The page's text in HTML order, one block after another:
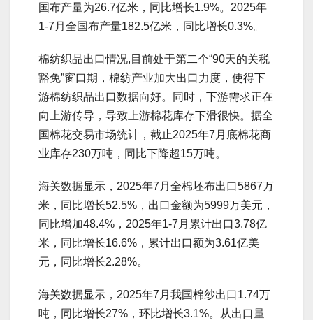
国布产量为26.7亿米，同比增长1.9%。2025年
1-7月全国布产量182.5亿米，同比增长0.3%。
棉纺织品出口情况,目前处于第二个“90天的关税
豁免”窗口期，棉纺产业加大出口力度，使得下
游棉纺织品出口数据向好。同时，下游需求正在
向上游传导，导致上游棉花库存下滑很快。据全
国棉花交易市场统计，截止2025年7月底棉花商
业库存230万吨，同比下降超15万吨。
海关数据显示，2025年7月全棉坯布出口5867万
米，同比增长52.5%，出口金额为5999万美元，
同比增加48.4%，2025年1-7月累计出口3.78亿
米，同比增长16.6%，累计出口额为3.61亿美
元，同比增长2.28%。
海关数据显示，2025年7月我国棉纱出口1.74万
吨，同比增长27%，环比增长3.1%。从出口量